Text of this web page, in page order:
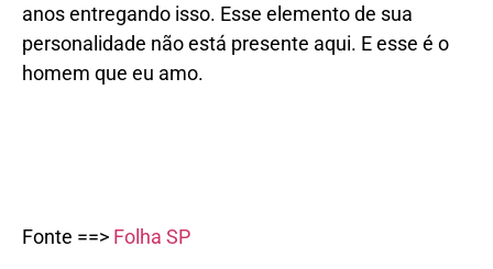
anos entregando isso. Esse elemento de sua
personalidade não está presente aqui. E esse é o
homem que eu amo.
Fonte ==> Folha SP